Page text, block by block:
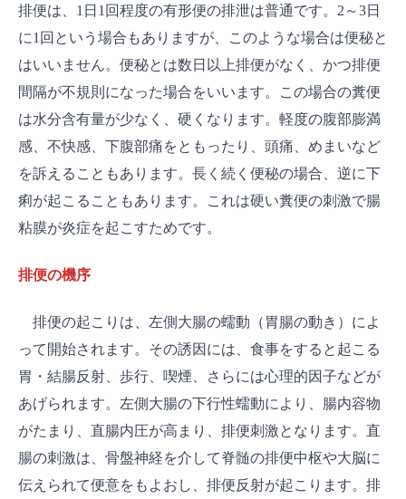
排便は、1日1回程度の有形便の排泄は普通です。2～3日
に1回という場合もありますが、このような場合は便秘と
はいいません。便秘とは数日以上排便がなく、かつ排便
間隔が不規則になった場合をいいます。この場合の糞便
は水分含有量が少なく、硬くなります。軽度の腹部膨満
感、不快感、下腹部痛をともったり、頭痛、めまいなど
を訴えることもあります。長く続く便秘の場合、逆に下
痢が起こることもあります。これは硬い糞便の刺激で腸
粘膜が炎症を起こすためです。
排便の機序
排便の起こりは、左側大腸の蠕動（胃腸の動き）によ
って開始されます。その誘因には、食事をすると起こる
胃・結腸反射、歩行、喫煙、さらには心理的因子などが
あげられます。左側大腸の下行性蠕動により、腸内容物
がたまり、直腸内圧が高まり、排便刺激となります。直
腸の刺激は、骨盤神経を介して脊髄の排便中枢や大脳に
伝えられて便意をもよおし、排便反射が起こります。排